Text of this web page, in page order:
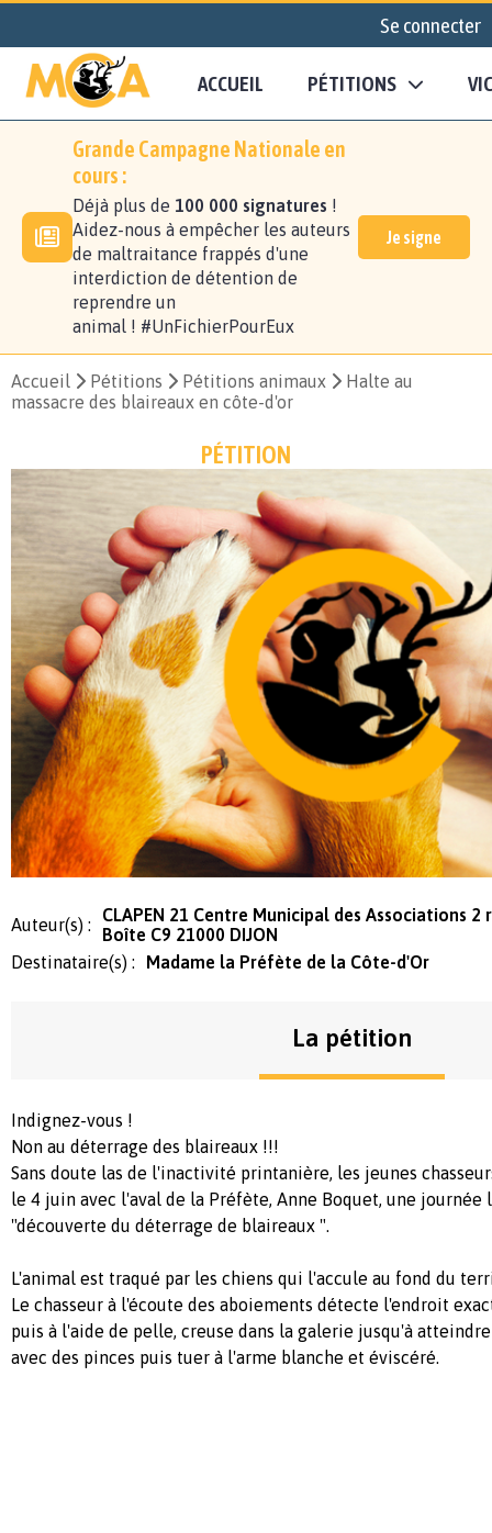
Se connecter
ACCUEIL PÉTITIONS
Grande Campagne Nationale en
cours :
Déjà plus de 100 000 signatures !
Aidez-nous à empêcher les auteurs
de maltraitance frappés d'une
interdiction de détention de
reprendre un
animal ! #UnFichierPourEux
Je signe
Accueil Pétitions Pétitions animaux
Halte au
massacre des blaireaux en côte-d'or
PÉTITION
Auteur(s) :
CLAPEN 21 Centre Municipal des Associations 2
Boîte C9 21000 DIJON
Destinataire(s) :
Madame la Préfète de la Côte-d'Or
La pétition
Indignez-vous !
Non au déterrage des blaireaux !!!
Sans doute las de l'inactivité printanière, les jeunes
le 4 juin avec l'aval de la Préfète, Anne Boquet, une
"découverte du déterrage de blaireaux ".
L'animal est traqué par les chiens qui l'accule au fond du
Le chasseur à l'écoute des aboiements détecte l'endroit
puis à l'aide de pelle, creuse dans la galerie jusqu'à
avec des pinces puis tuer à l'arme blanche et éviscéré.